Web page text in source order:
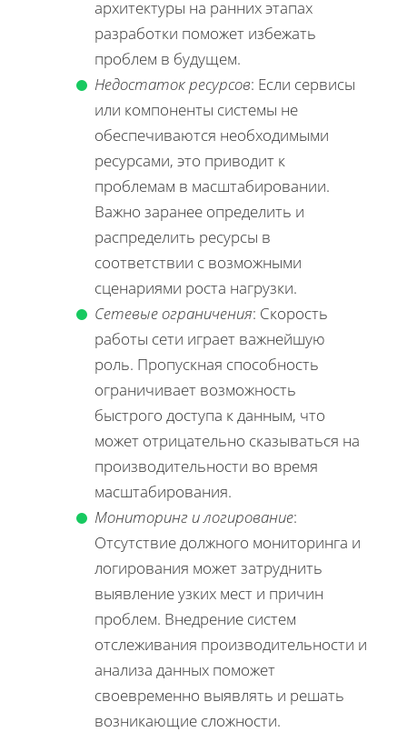
архитектуры на ранних этапах
разработки поможет избежать
проблем в будущем.
Недостаток ресурсов: Если сервисы
или компоненты системы не
обеспечиваются необходимыми
ресурсами, это приводит к
проблемам в масштабировании.
Важно заранее определить и
распределить ресурсы в
соответствии с возможными
сценариями роста нагрузки.
Сетевые ограничения: Скорость
работы сети играет важнейшую
роль. Пропускная способность
ограничивает возможность
быстрого доступа к данным, что
может отрицательно сказываться на
производительности во время
масштабирования.
Мониторинг и логирование:
Отсутствие должного мониторинга и
логирования может затруднить
выявление узких мест и причин
проблем. Внедрение систем
отслеживания производительности и
анализа данных поможет
своевременно выявлять и решать
возникающие сложности.